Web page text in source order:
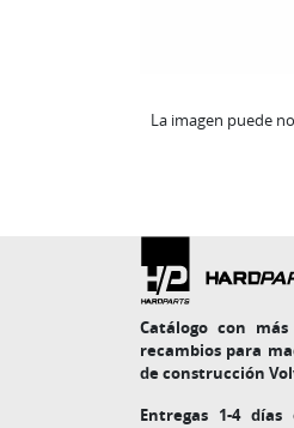
La imagen puede
Catálogo con más
recambios para
de construcción
Entregas 1-4